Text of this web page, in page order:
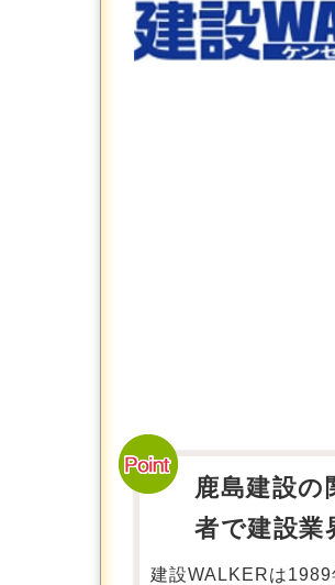
鹿島建設
者で建設業
建設WALKERは1989